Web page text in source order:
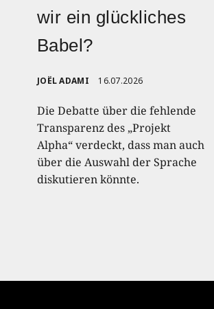
wir ein glückliches
Babel?
JOËL ADAMI 16.07.2026
Die Debatte über die fehlende
Transparenz des „Projekt
Alpha“ verdeckt, dass man auch
über die Auswahl der Sprache
diskutieren könnte.